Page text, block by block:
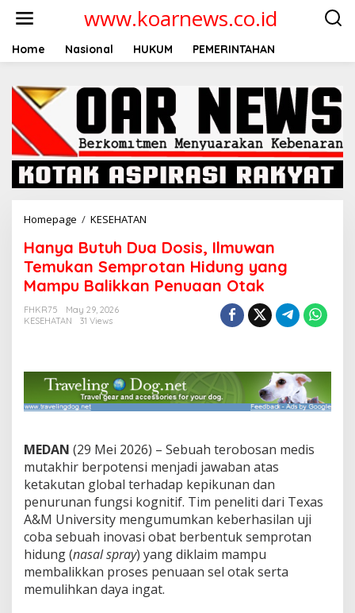
www.koarnews.co.id
Home Nasional HUKUM PEMERINTAHAN
Homepage / KESEHATAN
Dua
Dosis,
Ilmuwan
Temukan
Penuaan
Otak
Hanya Butuh Dua Dosis, Ilmuwan
Temukan Semprotan Hidung yang
Mampu Balikkan Penuaan Otak
FHKR75
May 29, 2026
KESEHATAN
31 Views
MEDAN (29 Mei 2026) – Sebuah terobosan medis
mutakhir berpotensi menjadi jawaban atas
ketakutan global terhadap kepikunan dan
penurunan fungsi kognitif. Tim peneliti dari Texas
A&M University mengumumkan keberhasilan uji
coba sebuah inovasi obat berbentuk semprotan
hidung (nasal spray) yang diklaim mampu
membalikkan proses penuaan sel otak serta
memulihkan daya ingat.